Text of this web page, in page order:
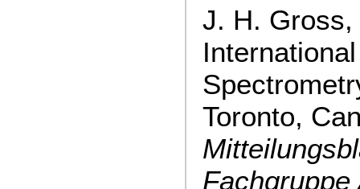
J. H.
Toronto,